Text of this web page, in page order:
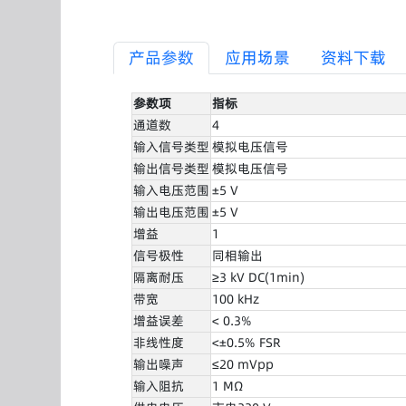
产品参数 应用场景 资料下载
参数项
指标
通道数
4
输入信号类型 模拟电压信号
输出信号类型 模拟电压信号
输入电压范围 ±5 V
输出电压范围 ±5 V
增益
1
信号极性
同相输出
隔离耐压
≥3 kV DC(1min)
带宽
100 kHz
增益误差
< 0.3%
非线性度
<±0.5% FSR
输出噪声
≤20 mVpp
输入阻抗
1 MΩ